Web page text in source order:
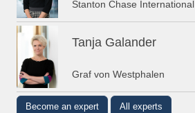
Stanton Chase International
Tanja Galander
Graf von Westphalen
Become an expert All experts